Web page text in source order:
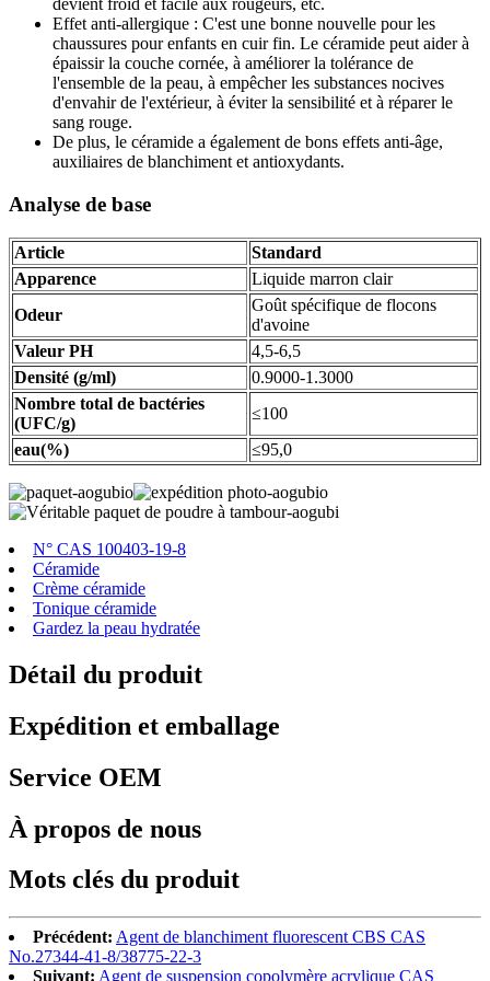
devient froid et facile aux rougeurs, etc.
Effet anti-allergique : C'est une bonne nouvelle pour les
chaussures pour enfants en cuir fin. Le céramide peut aider à
épaissir la couche cornée, à améliorer la tolérance de
l'ensemble de la peau, à empêcher les substances nocives
d'envahir de l'extérieur, à éviter la sensibilité et à réparer le
sang rouge.
De plus, le céramide a également de bons effets anti-âge,
auxiliaires de blanchiment et antioxydants.
Analyse de base
Article
Standard
Apparence
Liquide marron clair
Odeur
Goût spécifique de flocons
d'avoine
Valeur PH
4,5-6,5
Densité (g/ml)
0.9000-1.3000
Nombre total de bactéries
(UFC/g)
≤100
eau(%)
≤95,0
N° CAS 100403-19-8
Céramide
Crème céramide
Tonique céramide
Gardez la peau hydratée
Détail du produit
Expédition et emballage
Service OEM
À propos de nous
Mots clés du produit
Précédent: Agent de blanchiment fluorescent CBS CAS
No.27344-41-8/38775-22-3
Suivant: Agent de suspension copolymère acrylique CAS